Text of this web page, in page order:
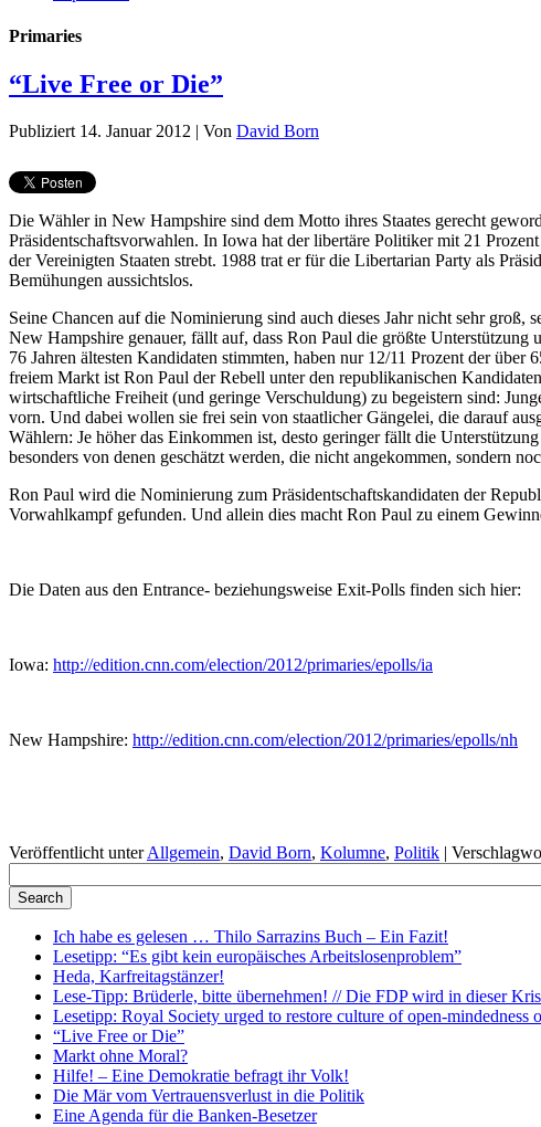
Primaries
“Live Free or Die”
Publiziert 14. Januar 2012 | Von David Born
Die Wähler in New Hampshire sind dem Motto ihres Staates gerecht
Präsidentschaftsvorwahlen. In Iowa hat der libertäre Politiker mit 21
der Vereinigten Staaten strebt. 1988 trat er für die Libertarian Party als
Bemühungen aussichtslos.
Seine Chancen auf die Nominierung sind auch dieses Jahr nicht sehr
New Hampshire genauer, fällt auf, dass Ron Paul die größte
76 Jahren ältesten Kandidaten stimmten, haben nur 12/11 Prozent der
freiem Markt ist Ron Paul der Rebell unter den republikanischen
wirtschaftliche Freiheit (und geringe Verschuldung) zu begeistern sind:
vorn. Und dabei wollen sie frei sein von staatlicher Gängelei, die darauf
Wählern: Je höher das Einkommen ist, desto geringer fällt die
besonders von denen geschätzt werden, die nicht angekommen, sondern
Ron Paul wird die Nominierung zum Präsidentschaftskandidaten der
Vorwahlkampf gefunden. Und allein dies macht Ron Paul zu einem
Die Daten aus den Entrance- beziehungsweise Exit-Polls finden sich hier:
Iowa: http://edition.cnn.com/election/2012/primaries/epolls/ia
New Hampshire: http://edition.cnn.com/election/2012/primaries/epolls/nh
Veröffentlicht unter Allgemein, David Born, Kolumne, Politik |
Ich habe es gelesen … Thilo Sarrazins Buch – Ein Fazit!
Lesetipp: “Es gibt kein europäisches Arbeitslosenproblem”
Heda, Karfreitagstänzer!
Lese-Tipp: Brüderle, bitte übernehmen! // Die FDP wird in dieser
Lesetipp: Royal Society urged to restore culture of open-mindedness
“Live Free or Die”
Markt ohne Moral?
Hilfe! – Eine Demokratie befragt ihr Volk!
Die Mär vom Vertrauensverlust in die Politik
Eine Agenda für die Banken-Besetzer